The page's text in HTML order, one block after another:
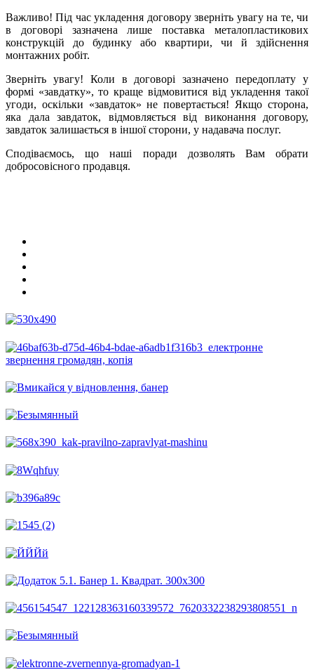
Важливо! Під час укладення договору зверніть увагу на те, чи
в договорі зазначена лише поставка металопластикових
конструкцій до будинку або квартири, чи й здійснення
монтажних робіт.
Зверніть увагу! Коли в договорі зазначено передоплату у
формі «завдатку», то краще відмовитися від укладення такої
угоди, оскільки «завдаток» не повертається! Якщо сторона,
яка дала завдаток, відмовляється від виконання договору,
завдаток залишається в іншої сторони, у надавача послуг.
Сподіваємось, що наші поради дозволять Вам обрати
добросовісного продавця.